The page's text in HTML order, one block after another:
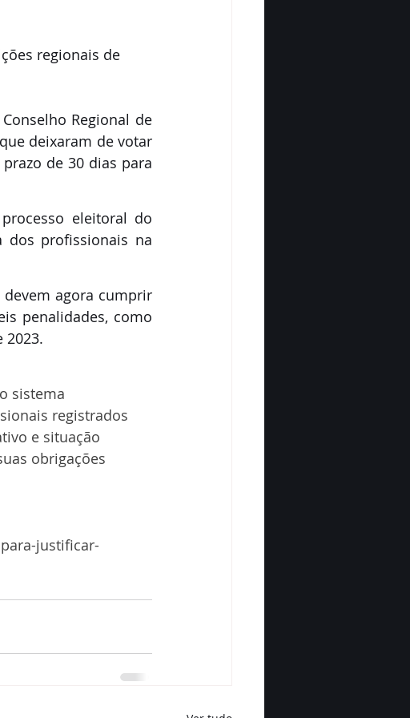
regionais de
deixaram de votar
de 30 dias para
eleitoral do
dos profissionais na
agora cumprir
penalidades, como
2023.
sistema
registrados
e situação
obrigações
justificar-